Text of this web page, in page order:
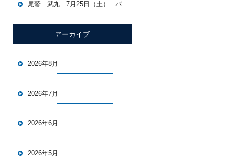
尾鷲 武丸 7月25日（土） バチコン＆イカメタル便
アーカイブ
2026年8月
2026年7月
2026年6月
2026年5月